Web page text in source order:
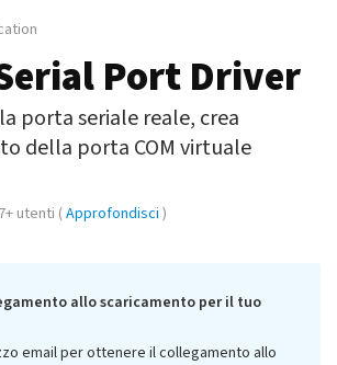
Port Driver
porta seriale reale, crea
della porta COM virtuale
+ utenti (Approfondisci )
allo scaricamento per il tuo
email per ottenere il collegamento allo